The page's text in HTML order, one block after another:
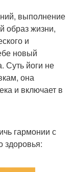
выполнение
образ жизни,
и
новый
Суть йоги не
она
и включает в
гармонии с
здоровья: